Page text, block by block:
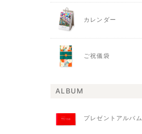
カレンダー
ご祝儀袋
ALBUM
プレゼントアルバム